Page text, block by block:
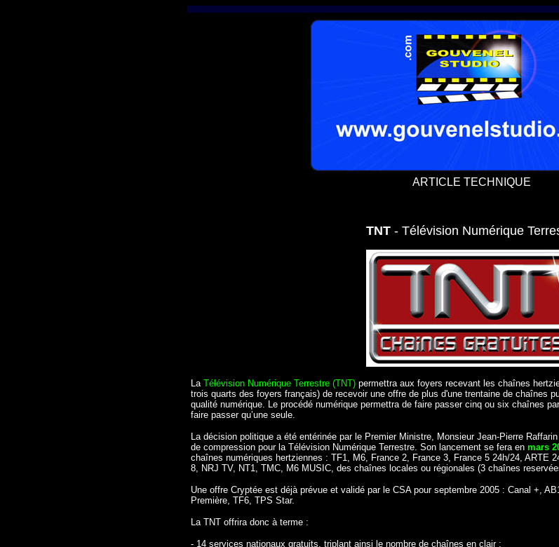
ARTICLE TECHNIQUE
TNT- Télévision Numérique
La Télévision Numérique Terrestre (TNT) permettra aux foyers recevant les chaînes
trois quarts des foyers français) de recevoir une offre de plus d'une trentaine de chaînes
qualité numérique. Le procédé numérique permettra de faire passer cinq ou six chaînes
faire passer qu’une seule.
La décision politique a été entérinée par le Premier Ministre, Monsieur Jean-Pierre
de compression pour la Télévision Numérique Terrestre. Son lancement se fera en mars
chaînes numériques hertziennes : TF1, M6, France 2, France 3, France 5 24h/24, ARTE
8, NRJ TV, NT1, TMC, M6 MUSIC, des chaînes locales ou régionales (3 chaînes
Une offre Cryptée est déjà prévue et validé par le CSA pour septembre 2005 : Canal +,
Première, TF6, TPS Star.
La TNT offrira donc à terme :
- 14 services nationaux gratuits, triplant ainsi le nombre de chaînes en clair ;